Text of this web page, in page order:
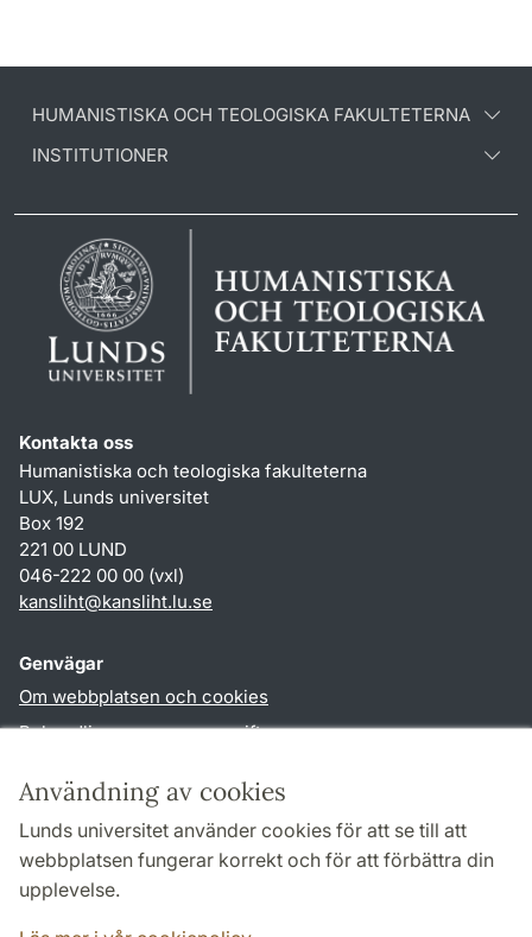
Användning av cookies
Lunds universitet använder cookies för att se till att
webbplatsen fungerar korrekt och för att förbättra din
upplevelse.
HUMANISTISKA OCH TEOLOGISKA FAKULTETERNA
INSTITUTIONER
Kontakta oss
Humanistiska och teologiska fakulteterna
LUX, Lunds universitet
Box 192
221 00 LUND
046-222 00 00 (vxl)
kansliht@kansliht.lu.se
Genvägar
Om webbplatsen och cookies
Behandling av personuppgifter
TYPO3-login
Följ oss i sociala medier